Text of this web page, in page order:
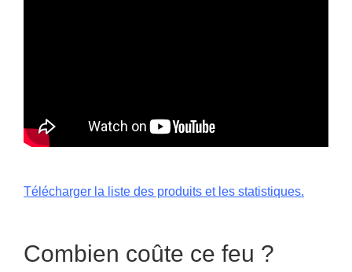
Télécharger la liste des produits et les statistiques.
Combien coûte ce feu ?